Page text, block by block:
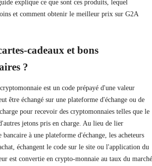
explique ce que sont ces produits, lequel
et comment obtenir le meilleur prix sur G2A
cadeaux et bons
?
est un code prépayé d'une valeur
être échangé sur une plateforme d'échange ou de
pour recevoir des cryptomonnaies telles que le
jetons pris en charge. Au lieu de lier
bancaire à une plateforme d'échange, les acheteurs
échangent le code sur le site ou l'application du
est convertie en crypto-monnaie au taux du marché